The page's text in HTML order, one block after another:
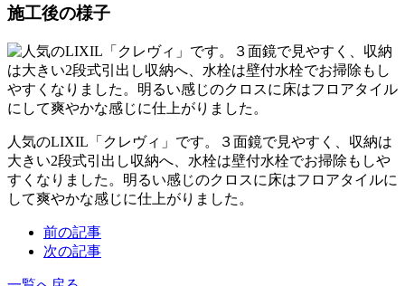
施工後の様子
人気のLIXIL「クレヴィ」です。３面鏡で見やすく、収納は
大きい2段式引出し収納へ、水栓は壁付水栓でお掃除もしや
すくなりました。明るい感じのクロスに床はフロアタイルに
して爽やかな感じに仕上がりました。
前の記事
次の記事